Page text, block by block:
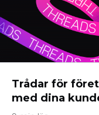
Trådar för
med dina